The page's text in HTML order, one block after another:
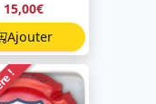
15,00€
Ajouter
!